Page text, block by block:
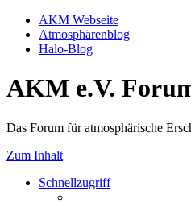
AKM Webseite
Atmosphärenblog
Halo-Blog
AKM e.V.
Das Forum für atmosphärische
Zum Inhalt
Schnellzugriff